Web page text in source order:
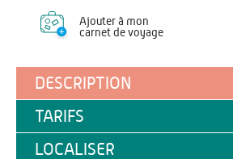
Ajouter à mon
carnet de voyage
DESCRIPTION
TARIFS
LOCALISER